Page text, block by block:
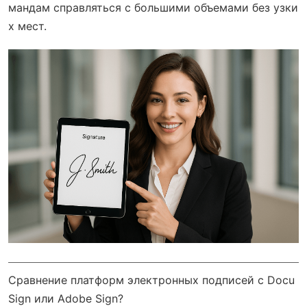
мандам справляться с большими объемами без узки
х мест.
Сравнение платформ электронных подписей с Docu
Sign или Adobe Sign?